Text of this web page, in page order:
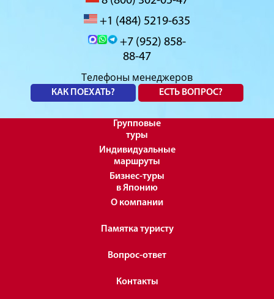
+1 (484) 5219-635
+7 (952) 858-
88-47
Телефоны менеджеров
КАК ПОЕХАТЬ? ЕСТЬ ВОПРОС?
Групповые
туры
Индивидуальные
маршруты
Бизнес-туры
в Японию
О компании
Памятка туристу
Вопрос-ответ
Контакты